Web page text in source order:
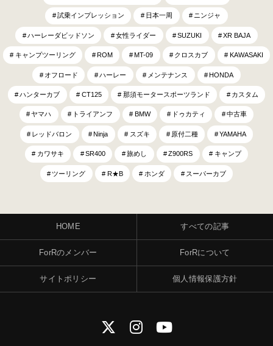
試乗インプレッション 日本一周 ニンジャ
ハーレーダビッドソン 女性ライダー SUZUKI XR BAJA
キャンプツーリング ROM MT-09 クロスカブ KAWASAKI
オフロード ハーレー メンテナンス HONDA
ハンターカブ CT125 那須モータースポーツランド カスタム
ヤマハ トライアンフ BMW ドゥカティ 中古車
レッドバロン Ninja スズキ 原付二種 YAMAHA
カワサキ SR400 旅めし Z900RS キャンプ
ツーリング R★B ホンダ スーパーカブ
HOME すべての記事
ForRのメンバー ForRについて
サイトポリシー 個人情報保護方針